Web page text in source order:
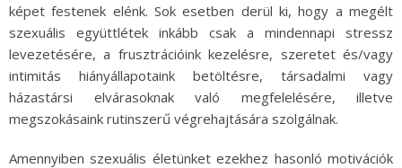
képet festenek elénk. Sok esetben derül ki, hogy a megélt
szexuális együttlétek inkább csak a mindennapi stressz
levezetésére, a frusztrációink kezelésre, szeretet és/vagy
intimitás hiányállapotaink betöltésre, társadalmi vagy
házastársi elvárasoknak való megfelelésére, illetve
megszokásaink rutinszerű végrehajtására szolgálnak.
Amennyiben szexuális életünket ezekhez hasonló motivációk